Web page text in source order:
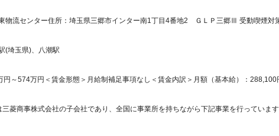
物流センター住所：埼玉県三郷市インター南1丁目4番地2 ＧＬＰ三郷Ⅲ 受動喫煙対
(埼玉県)、八潮駅
円～574万円＜賃金形態＞月給制補足事項なし＜賃金内訳＞月額（基本給）：288,100
菱商事株式会社の子会社であり、全国に事業所を持ちながら下記事業を行っていま